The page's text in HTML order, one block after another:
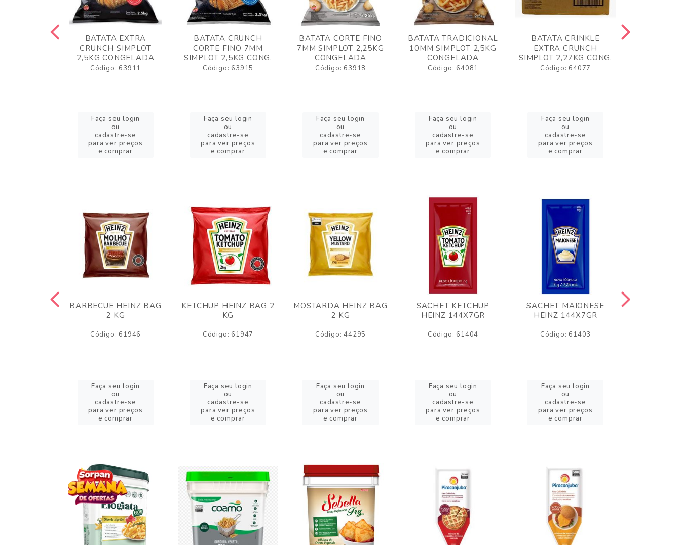
BATATA EXTRA
CRUNCH SIMPLOT
2,5KG CONGELADA
Código: 63911
Faça seu login
ou
cadastre-se
para ver preços
e comprar
BATATA CRUNCH
CORTE FINO 7MM
SIMPLOT 2,5KG CONG.
Código: 63915
Faça seu login
ou
cadastre-se
para ver preços
e comprar
BATATA CORTE FINO
7MM SIMPLOT 2,25KG
CONGELADA
Código: 63918
Faça seu login
ou
cadastre-se
para ver preços
e comprar
BATATA TRADICIONAL
10MM SIMPLOT 2,5KG
CONGELADA
Código: 64081
Faça seu login
ou
cadastre-se
para ver preços
e comprar
BATATA CRINKLE
EXTRA CRUNCH
SIMPLOT 2,27KG CONG.
Código: 64077
Faça seu login
ou
cadastre-se
para ver preços
e comprar
BARBECUE HEINZ BAG
2 KG
Código: 61946
Faça seu login
ou
cadastre-se
para ver preços
e comprar
KETCHUP HEINZ BAG 2
KG
Código: 61947
Faça seu login
ou
cadastre-se
para ver preços
e comprar
MOSTARDA HEINZ BAG
2 KG
Código: 44295
Faça seu login
ou
cadastre-se
para ver preços
e comprar
SACHET KETCHUP
HEINZ 144X7GR
Código: 61404
Faça seu login
ou
cadastre-se
para ver preços
e comprar
SACHET MAIONESE
HEINZ 144X7GR
Código: 61403
Faça seu login
ou
cadastre-se
para ver preços
e comprar